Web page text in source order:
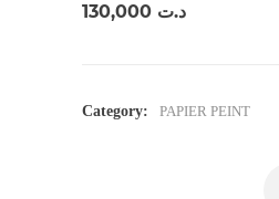
د.ت
Category: PAPIER PEINT